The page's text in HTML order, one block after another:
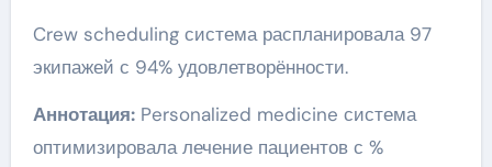
Crew scheduling система распланировала 97
экипажей с 94% удовлетворённости.
Аннотация:Personalized medicine система
оптимизировала лечение пациентов с %